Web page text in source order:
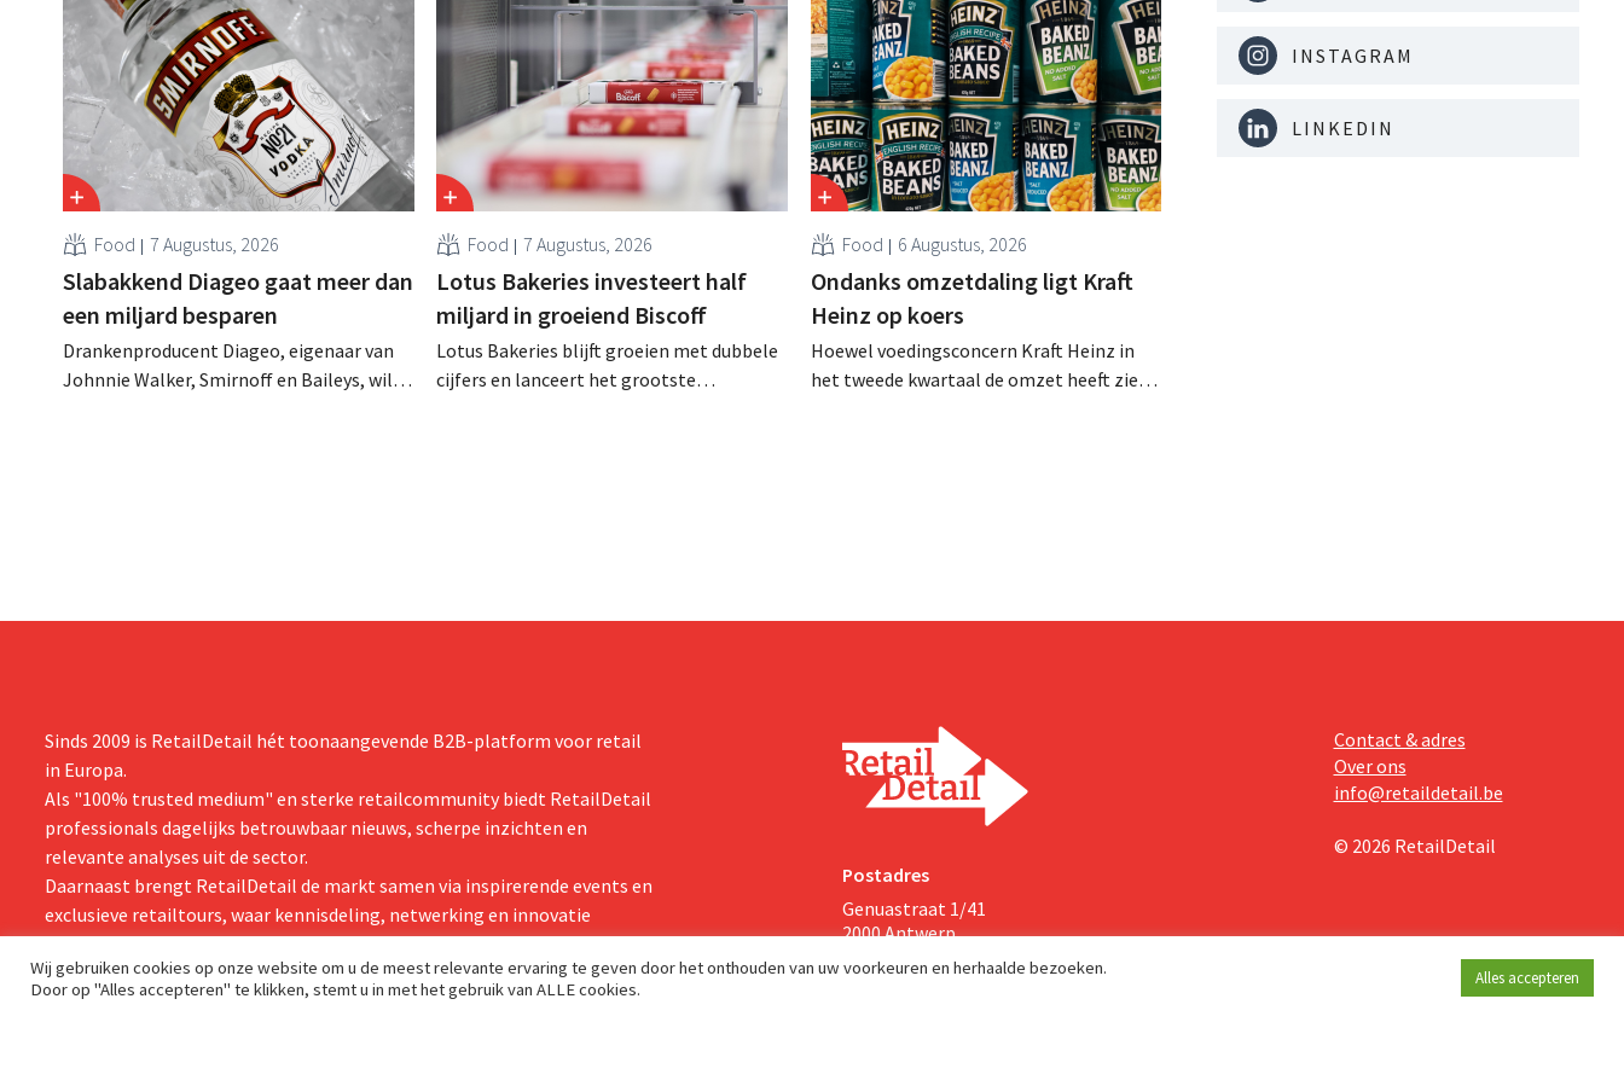
Food 7 Augustus, 2026
Slabakkend Diageo gaat meer dan
een miljard besparen
Drankenproducent Diageo, eigenaar van
Johnnie Walker, Smirnoff en Baileys, wil
Food 7 Augustus, 2026
Lotus Bakeries investeert half
miljard in groeiend Biscoff
Lotus Bakeries blijft groeien met dubbele
cijfers en lanceert het grootste
Food 6 Augustus, 2026
Ondanks omzetdaling ligt Kraft
Heinz op koers
Hoewel voedingsconcern Kraft Heinz in
het tweede kwartaal de omzet heeft zien
INSTAGRAM
LINKEDIN
Sinds 2009 is RetailDetail hét toonaangevende B2B-platform voor retail
in Europa.
Als "100% trusted medium" en sterke retailcommunity biedt RetailDetail
professionals dagelijks betrouwbaar nieuws, scherpe inzichten en
relevante analyses uit de sector.
Daarnaast brengt RetailDetail de markt samen via inspirerende events en
exclusieve retailtours, waar kennisdeling, netwerking en innovatie
centraal staan.
Postadres
Genuastraat 1/41
2000 Antwerp
Contact & adres
Over ons
info@retaildetail.be
© 2026 RetailDetail
Wij gebruiken cookies op onze website om u de meest relevante ervaring te geven door het onthouden van uw voorkeuren en herhaalde bezoeken.
Door op "Alles accepteren" te klikken, stemt u in met het gebruik van ALLE cookies.
Alles accepteren